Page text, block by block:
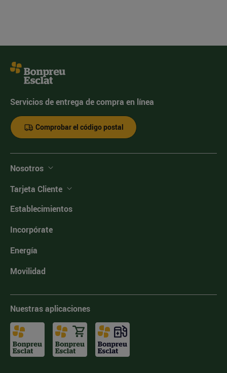
Servicios de entrega de compra en línea
Comprobar el código postal
Nosotros
Tarjeta Cliente
Establecimientos
Incorpórate
Energía
Movilidad
Nuestras aplicaciones